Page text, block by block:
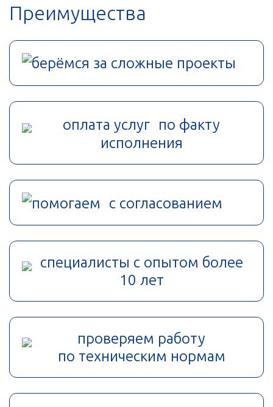
Преимущества
берёмся за сложные проекты
оплата услуг по факту
исполнения
помогаем с согласованием
специалисты с опытом более
10 лет
проверяем работу
по техническим нормам